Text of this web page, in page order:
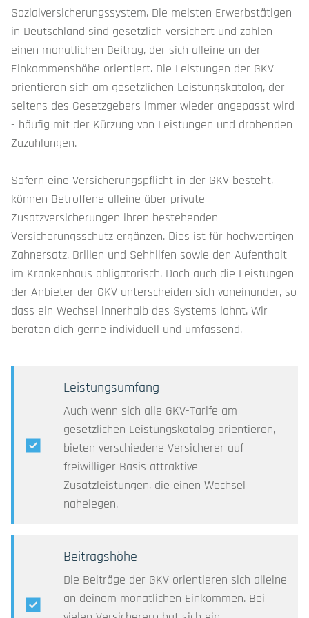
Investment
Bankwesen
Karriere
Kontakt
Sozialversicherungssystem. Die meisten Erwerbstätigen
in Deutschland sind gesetzlich versichert und zahlen
einen monatlichen Beitrag, der sich alleine an der
Einkommenshöhe orientiert. Die Leistungen der GKV
orientieren sich am gesetzlichen Leistungskatalog, der
seitens des Gesetzgebers immer wieder angepasst wird
- häufig mit der Kürzung von Leistungen und drohenden
Zuzahlungen.
Sofern eine Versicherungspflicht in der GKV besteht,
können Betroffene alleine über private
Zusatzversicherungen ihren bestehenden
Versicherungsschutz ergänzen. Dies ist für hochwertigen
Zahnersatz, Brillen und Sehhilfen sowie den Aufenthalt
im Krankenhaus obligatorisch. Doch auch die Leistungen
der Anbieter der GKV unterscheiden sich voneinander, so
dass ein Wechsel innerhalb des Systems lohnt. Wir
beraten dich gerne individuell und umfassend.
Leistungsumfang
Auch wenn sich alle GKV-Tarife am
gesetzlichen Leistungskatalog orientieren,
bieten verschiedene Versicherer auf
freiwilliger Basis attraktive
Zusatzleistungen, die einen Wechsel
nahelegen.
Beitragshöhe
Die Beiträge der GKV orientieren sich alleine
an deinem monatlichen Einkommen. Bei